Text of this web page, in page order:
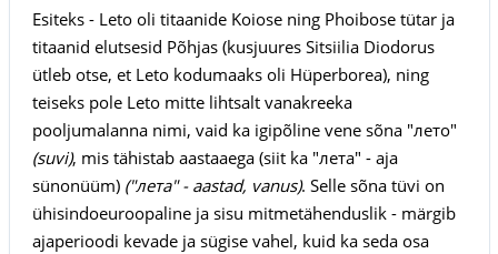
Esiteks - Leto oli titaanide Koiose ning Phoibose tütar ja
titaanid elutsesid Põhjas (kusjuures Sitsiilia Diodorus
ütleb otse, et Leto kodumaaks oli Hüperborea), ning
teiseks pole Leto mitte lihtsalt vanakreeka
pooljumalanna nimi, vaid ka igipõline vene sõna "лето"
(suvi), mis tähistab aastaaega (siit ka "лета" - aja
sünonüüm) ("лета" - aastad, vanus). Selle sõna tüvi on
ühisindoeuroopaline ja sisu mitmetähenduslik - märgib
ajaperioodi kevade ja sügise vahel, kuid ka seda osa